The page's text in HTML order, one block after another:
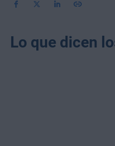
Lo que dicen